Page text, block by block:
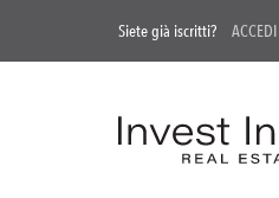
Siete già iscritti? ACCEDI